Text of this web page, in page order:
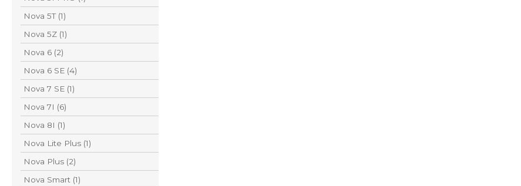
Nova 5T (1)
Nova 5Z (1)
Nova 6 (2)
Nova 6 SE (4)
Nova 7 SE (1)
Nova 7I (6)
Nova 8I (1)
Nova Lite Plus (1)
Nova Plus (2)
Nova Smart (1)